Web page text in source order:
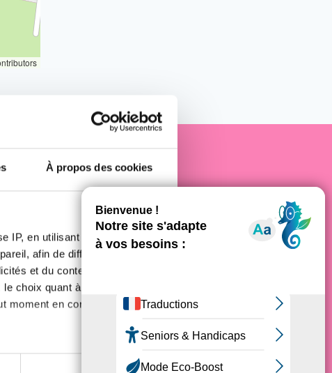
À propos des cookies
IP, en utilisant des
afin de diffuser des
et du contenu, ainsi que de
choix quant à l'utilisation de
en consultant la
cancer